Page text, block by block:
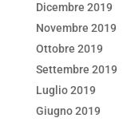
Dicembre 2019
Novembre 2019
Ottobre 2019
Settembre 2019
Luglio 2019
Giugno 2019